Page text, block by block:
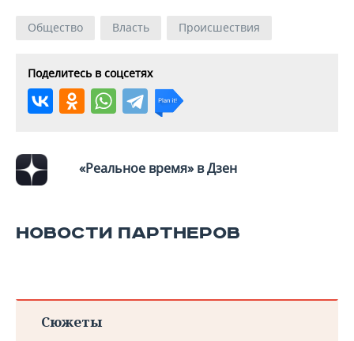
Общество Власть Происшествия
Поделитесь в соцсетях
«Реальное время» в Дзен
НОВОСТИ ПАРТНЕРОВ
Сюжеты